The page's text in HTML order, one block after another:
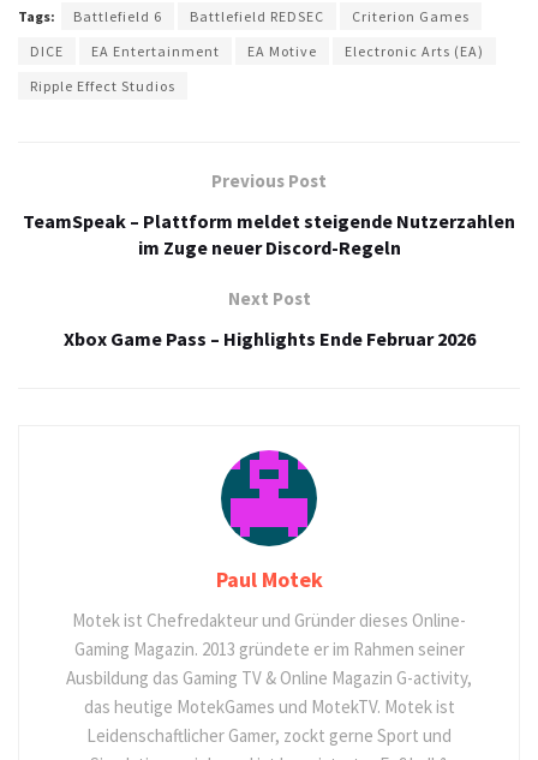
Tags: Battlefield 6 Battlefield REDSEC
Criterion Games
DICE
EA Entertainment EA Motive
Electronic Arts (EA)
Ripple Effect Studios
Previous Post
TeamSpeak – Plattform meldet steigende Nutzerzahlen
im Zuge neuer Discord-Regeln
Next Post
Xbox Game Pass – Highlights Ende Februar 2026
Paul Motek
Motek ist Chefredakteur und Gründer dieses Online-
Gaming Magazin. 2013 gründete er im Rahmen seiner
Ausbildung das Gaming TV & Online Magazin G-activity,
das heutige MotekGames und MotekTV. Motek ist
Leidenschaftlicher Gamer, zockt gerne Sport und